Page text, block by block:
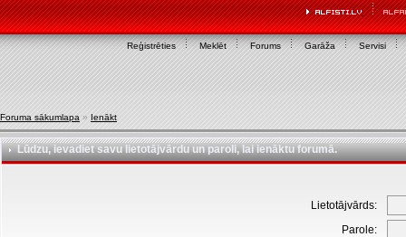
Reģistrēties Meklēt Forums Garāža Servisi
Foruma sākumlapa » Ienākt
Lūdzu, ievadiet savu lietotājvārdu un paroli, lai ienāktu forumā.
Lietotājvārds:
Parole: